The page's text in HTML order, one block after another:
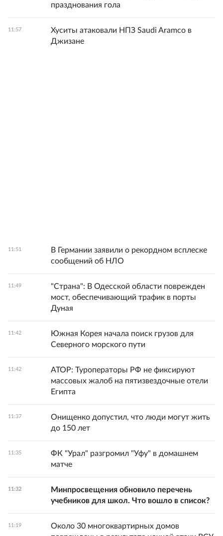
празднования гола
11:57
Хуситы атаковали НПЗ Saudi Aramco в
Джизане
11:51
В Германии заявили о рекордном всплеске
сообщений об НЛО
11:49
"Страна": В Одесской области поврежден
мост, обеспечивающий трафик в порты
Дуная
11:42
Южная Корея начала поиск грузов для
Северного морского пути
11:42
АТОР: Туроператоры РФ не фиксируют
массовых жалоб на пятизвездочные отели
Египта
11:37
Онищенко допустил, что люди могут жить
до 150 лет
11:35
ФК "Урал" разгромил "Уфу" в домашнем
матче
11:32
Минпросвещения обновило перечень
учебников для школ. Что вошло в список?
11:19
Около 30 многоквартирных домов